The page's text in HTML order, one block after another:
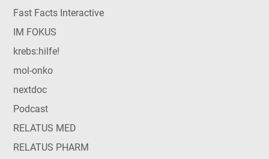
Fast Facts Interactive
IM FOKUS
krebs:hilfe!
mol-onko
nextdoc
Podcast
RELATUS MED
RELATUS PHARM